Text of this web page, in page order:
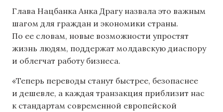
Глава Нацбанка Анка Драгу назвала это важным
шагом для граждан и экономики страны.
По ее словам, новые возможности упростят
жизнь людям, поддержат молдавскую диаспору
и облегчат работу бизнеса.
«Теперь переводы станут быстрее, безопаснее
и дешевле, а каждая транзакция приблизит нас
к стандартам современной европейской